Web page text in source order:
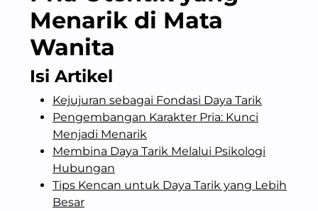
Menarik di Mata
Wanita
Isi Artikel
Kejujuran sebagai Fondasi Daya Tarik
Pengembangan Karakter Pria: Kunci
Menjadi Menarik
Membina Daya Tarik Melalui Psikologi
Hubungan
Tips Kencan untuk Daya Tarik yang Lebih
Besar